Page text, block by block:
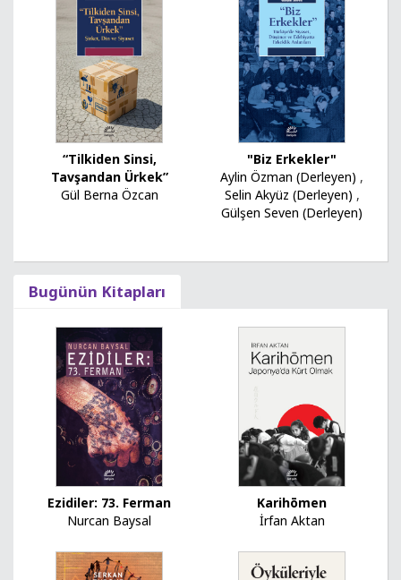
“Tilkiden Sinsi,
Tavşandan Ürkek”
Gül Berna Özcan
"Biz Erkekler"
Aylin Özman (Derleyen) ,
Selin Akyüz (Derleyen) ,
Gülşen Seven (Derleyen)
Bugünün Kitapları
Ezidiler: 73. Ferman
Nurcan Baysal
Karihōmen
İrfan Aktan